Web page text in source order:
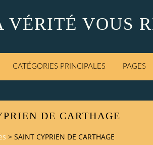
VÉRITÉ VOUS
CATÉGORIES PRINCIPALES PAGES
DE CARTHAGE
> SAINT CYPRIEN DE CARTHAGE